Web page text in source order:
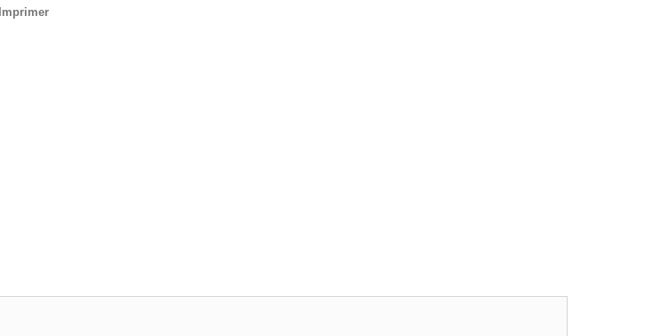
Imprimer